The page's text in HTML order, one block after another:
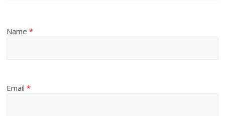
Name*
Email*